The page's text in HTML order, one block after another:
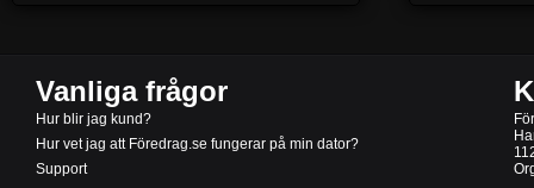
Vanliga frågor
Hur blir jag kund?
Hur vet jag att Föredrag.se fungerar på min dator?
Support